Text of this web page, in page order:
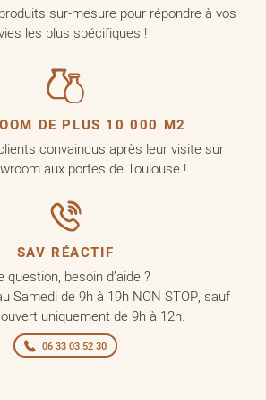
sur-mesure pour répondre à vos
les plus spécifiques !
DE PLUS 10 000 M2
convaincus après leur visite sur
aux portes de Toulouse !
SAV RÉACTIF
question, besoin d’aide ?
Samedi de 9h à 19h NON STOP, sauf
uniquement de 9h à 12h.
06 33 03 52 30